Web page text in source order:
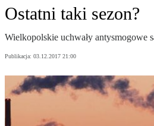
Ostatni taki sezon?
Wielkopolskie uchwały antysmogowe
Publikacja: 03.12.2017 21:00